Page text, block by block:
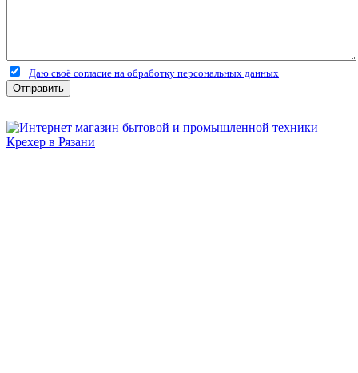
Даю своё согласие на обработку персональных данных
Отправить